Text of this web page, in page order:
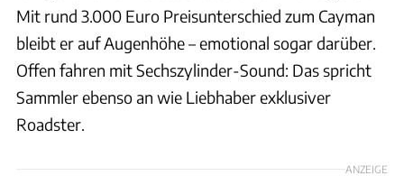
Mit rund 3.000 Euro Preisunterschied zum Cayman
bleibt er auf Augenhöhe – emotional sogar darüber.
Offen fahren mit Sechszylinder-Sound: Das spricht
Sammler ebenso an wie Liebhaber exklusiver
Roadster.
ANZEIGE